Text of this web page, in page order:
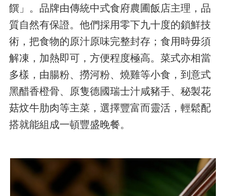
饌」。品牌由傳統中式食府農圃飯店主理，品
質自然有保證。他們採用零下九十度的鎖鮮技
術，把食物的原汁原味完整封存；食用時毋須
解凍，加熱即可，方便程度極高。菜式亦相當
多樣，由腸粉、撈河粉、燒雞等小食，到意式
黑醋香橙骨、原隻德國瑞士汁咸豬手、秘製花
菇炆牛肋肉等主菜，選擇豐富而靈活，輕鬆配
搭就能組成一頓豐盛晚餐。